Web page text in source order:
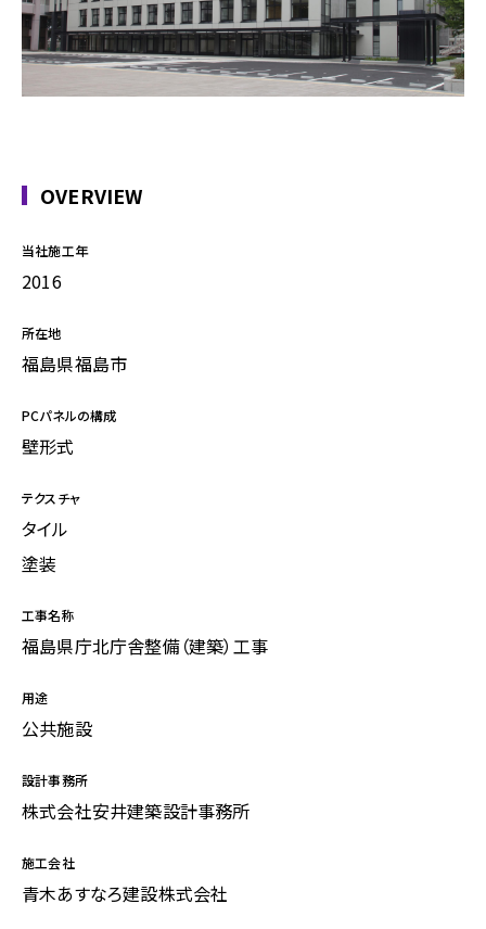
OVERVIEW
当社施工年
2016
所在地
福島県福島市
PCパネルの構成
壁形式
テクスチャ
タイル
塗装
工事名称
福島県庁北庁舎整備（建築）工事
用途
公共施設
設計事務所
株式会社安井建築設計事務所
施工会社
青木あすなろ建設株式会社